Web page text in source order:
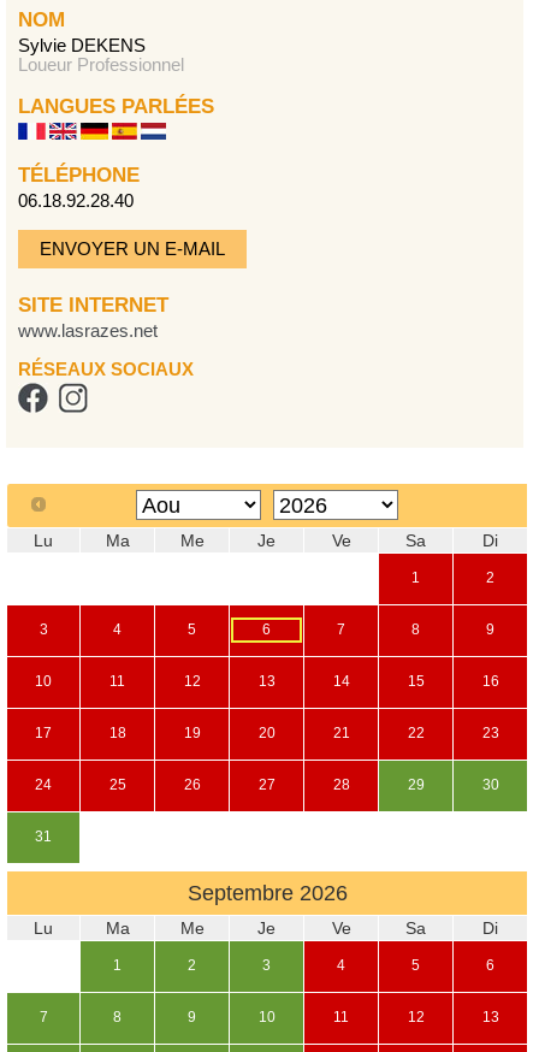
NOM
Sylvie DEKENS
Loueur Professionnel
LANGUES PARLÉES
TÉLÉPHONE
06.18.92.28.40
ENVOYER UN E-MAIL
SITE INTERNET
www.lasrazes.net
RÉSEAUX SOCIAUX
Lu Ma Me Je Ve Sa Di
1 2
3 4 5 6 7 8 9
10 11 12 13 14 15 16
17 18 19 20 21 22 23
24 25 26 27 28 29 30
31
Septembre 2026
Lu Ma Me Je Ve Sa Di
1 2 3 4 5 6
7 8 9 10 11 12 13